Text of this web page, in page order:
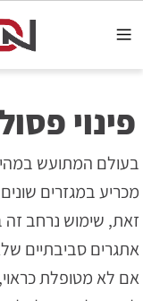
פינוי
בעולם המתועש
מכריע במגזרים
זאת, שימוש נרחב זה
אתגרים סביבתיים
אם לא מטופלת